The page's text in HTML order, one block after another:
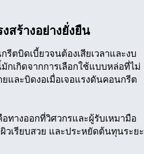
สร้างอย่างยั่งยืน
ตบิดเบี้ยวจนต้องเสียเวลาและงบ
เกิดจากการเลือกใช้แบบหล่อที่ไม่
และบิดงอเมื่อเจอแรงดันคอนกรีต
ทางออกที่วิศวกรและผู้รับเหมามือ
วเรียบสวย และประหยัดต้นทุนระยะ